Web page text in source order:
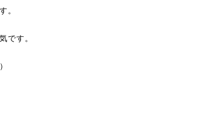
。
です。